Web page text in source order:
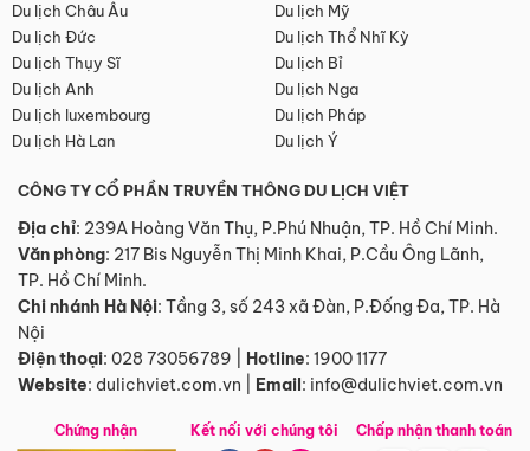
Du lịch Châu Âu
Du lịch Mỹ
Du lịch Đức
Du lịch Thổ Nhĩ Kỳ
Du lịch Thụy Sĩ
Du lịch Bỉ
Du lịch Anh
Du lịch Nga
Du lịch luxembourg
Du lịch Pháp
Du lịch Hà Lan
Du lịch Ý
CÔNG TY CỔ PHẦN TRUYỀN THÔNG DU LỊCH VIỆT
Địa chỉ: 239A Hoàng Văn Thụ, P.Phú Nhuận, TP. Hồ Chí Minh.
Văn phòng: 217 Bis Nguyễn Thị Minh Khai, P.Cầu Ông Lãnh,
TP. Hồ Chí Minh.
Chi nhánh Hà Nội: Tầng 3, số 243 xã Đàn, P.Đống Đa, TP. Hà
Nội
Điện thoại: 028 73056789 Hotline: 1900 1177
Website: dulichviet.com.vn Email: info@dulichviet.com.vn
Chứng nhận Kết nối với chúng tôi Chấp nhận thanh toán